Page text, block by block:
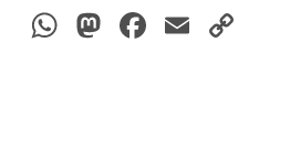
WhatsApp
Mastodon
Facebook
Email